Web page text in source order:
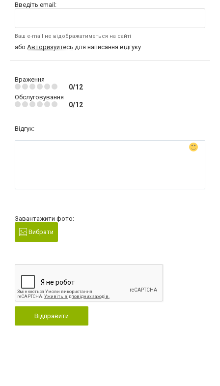
Введіть email:
Ваш e-mail не відображатиметься на сайті
або Авторизуйтесь для написання відгуку
Враження
0/12
Обслуговування
0/12
Відгук:
Завантажити фото:
Вибрати
Відправити